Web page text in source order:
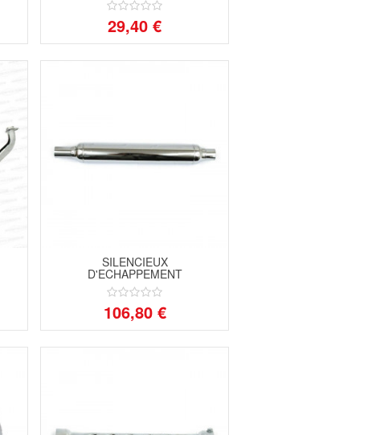
29,40 €
SILENCIEUX
D'ECHAPPEMENT
106,80 €